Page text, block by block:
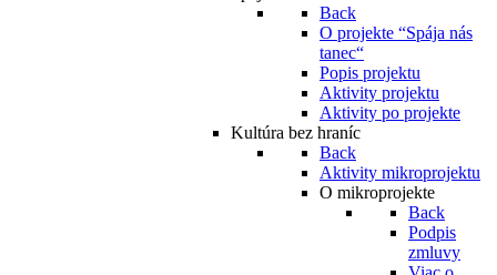
Back
O projekte “Spája nás
tanec“
Popis projektu
Aktivity projektu
Aktivity po projekte
Kultúra bez hraníc
Back
Aktivity mikroprojektu
O mikroprojekte
Back
Podpis
zmluvy